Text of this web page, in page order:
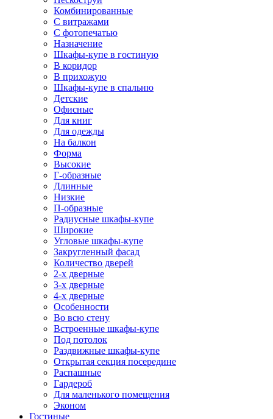
Комбинированные
С витражами
С фотопечатью
Назначение
Шкафы-купе в гостиную
В коридор
В прихожую
Шкафы-купе в спальню
Детские
Офисные
Для книг
Для одежды
На балкон
Форма
Высокие
Г-образные
Длинные
Низкие
П-образные
Радиусные шкафы-купе
Широкие
Угловые шкафы-купе
Закругленный фасад
Количество дверей
2-х дверные
3-х дверные
4-х дверные
Особенности
Во всю стену
Встроенные шкафы-купе
Под потолок
Раздвижные шкафы-купе
Открытая секция посередине
Распашные
Гардероб
Для маленького помещения
Эконом
Гостиные